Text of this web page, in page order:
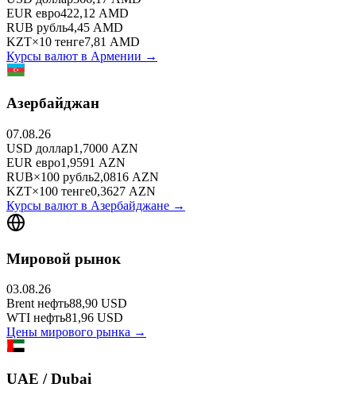
EUR евро422,12 AMD
RUB рубль4,45 AMD
KZT×10 тенге7,81 AMD
Курсы валют в Армении →
Азербайджан
07.08.26
USD доллар1,7000 AZN
EUR евро1,9591 AZN
RUB×100 рубль2,0816 AZN
KZT×100 тенге0,3627 AZN
Курсы валют в Азербайджане →
Мировой рынок
03.08.26
Brent нефть88,90 USD
WTI нефть81,96 USD
Цены мирового рынка →
UAE / Dubai